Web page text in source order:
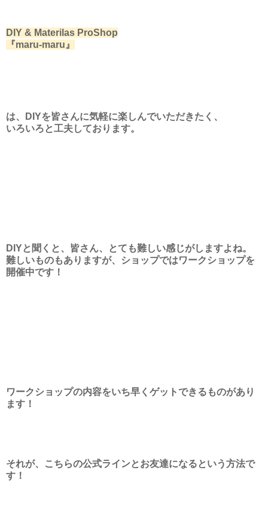
DIY & Materilas ProShop
『maru-maru』
は、DIYを皆さんに気軽に楽しんでいただきたく、
いろいろと工夫しております。
DIYと聞くと、皆さん、とても難しい感じがしますよね。
難しいものもありますが、ショップではワークショップを
開催中です！
ワークショップの内容をいち早くゲットできるものがあり
ます！
それが、こちらの公式ラインとお友達になるという方法で
す！